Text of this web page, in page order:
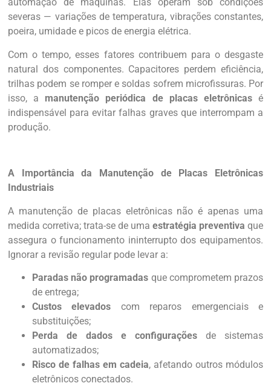
severas — variações de temperatura, vibrações constantes,
poeira, umidade e picos de energia elétrica.
Com o tempo, esses fatores contribuem para o desgaste
natural dos componentes. Capacitores perdem eficiência,
trilhas podem se romper e soldas sofrem microfissuras. Por
isso, a manutenção periódica de placas eletrônicasé
indispensável para evitar falhas graves que interrompam a
produção.
A Importância da Manutenção de Placas Eletrônicas
Industriais
A manutenção de placas eletrônicas não é apenas uma
medida corretiva; trata-se de uma estratégia preventiva que
assegura o funcionamento ininterrupto dos equipamentos.
Ignorar a revisão regular pode levar a:
Paradas não programadas que comprometem prazos
de entrega;
Custos elevados com reparos emergenciais e
substituições;
Perda de dados e configurações de sistemas
automatizados;
Risco de falhas em cadeia, afetando outros módulos
eletrônicos conectados.